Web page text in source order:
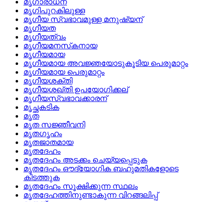
മൃഗാരാധന
മൃഗിപുറകിലുള്ള
മൃഗീയ സ്വഭാവമുള്ള മനുഷ്യന്
മൃഗീയത
മൃഗീയത്വം
മൃഗീയമനസ്‌കനായ
മൃഗീയമായ
മൃഗീയമായ അവജ്ഞയോടുകൂടിയ പെരുമാറ്റം
മൃഗീയമായ പെരുമാറ്റം
മൃഗീയശക്തി
മൃഗീയശഖ്‌തി ഉപയോഗിക്കല്
മൃഗീയസ്വഭാവക്കാരന്
മൃച്ഛകടിക
മൃത
മൃത സജ്ഞീവനി
മൃതഗൃഹം
മൃതജാതമായ
മൃതദേഹം
മൃതദേഹം അടക്കം ചെയ്യപ്പെടുക
മൃതദേഹം ഔദ്യോഗിക ബഹുമതികളോടെ
കിടത്തുക
മൃതദേഹം സൂക്ഷിക്കുന്ന സ്ഥലം
മൃതദേഹത്തിനുണ്ടാകുന്ന വിറങ്ങലിപ്പ്